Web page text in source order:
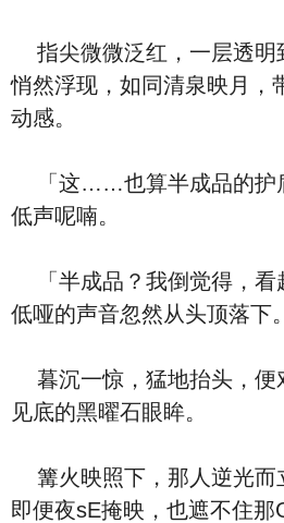
指尖微微泛红，一层透明
悄然浮现，如同清泉映月，
动感。
「这……也算半成品的护
低声呢喃。
「半成品？我倒觉得，看
低哑的声音忽然从头顶落下。
暮沉一惊，猛地抬头，便
见底的黑曜石眼眸。
篝火映照下，那人逆光而
即便夜sE掩映，也遮不住那